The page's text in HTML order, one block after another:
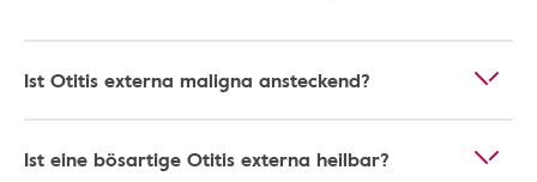
Ist Otitis externa maligna ansteckend?
Ist eine bösartige Otitis externa heilbar?